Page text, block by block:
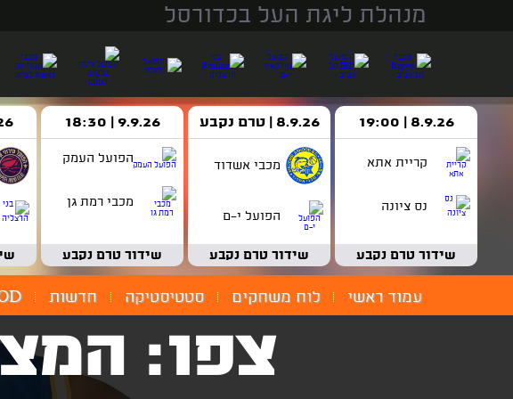
מנהלת ליגת העל בכדורסל
8.9.26 | 19:00
קריית אתא
נס ציונה
שידור טרם נקבע
8.9.26 | טרם נקבע
מכבי אשדוד
הפועל י-ם
שידור טרם נקבע
9.9.26 | 18:30
הפועל העמק
מכבי רמת גן
שידור טרם נקבע
עמוד ראשי לוח משחקים סטטיסטיקה חדשות
צפו: